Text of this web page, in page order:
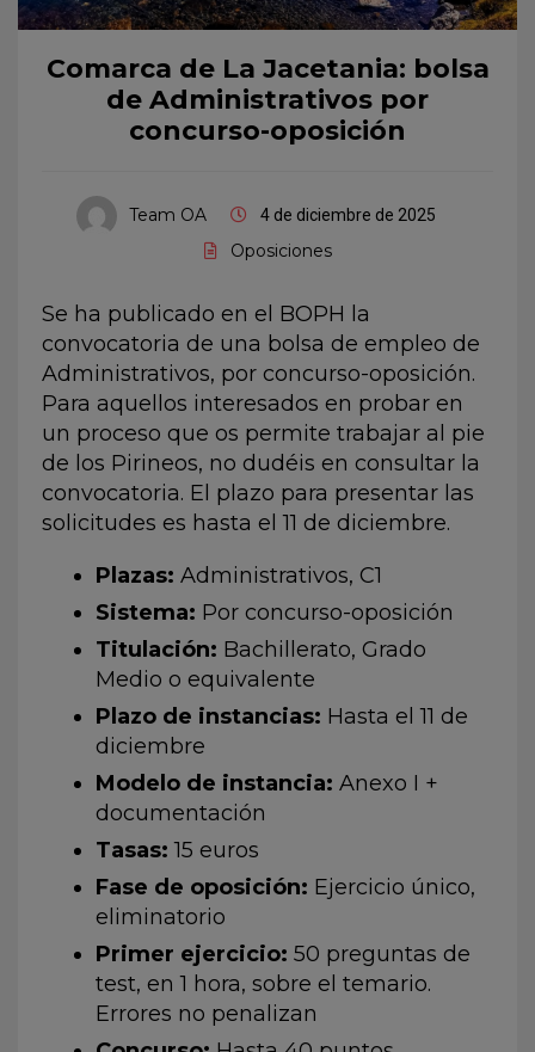
Comarca de La Jacetania: bolsa
de Administrativos por
concurso-oposición
Team OA 4 de diciembre de 2025
Oposiciones
Se ha publicado en el BOPH la
convocatoria de una bolsa de empleo de
Administrativos, por concurso-oposición.
Para aquellos interesados en probar en
un proceso que os permite trabajar al pie
de los Pirineos, no dudéis en consultar la
convocatoria. El plazo para presentar las
solicitudes es hasta el 11 de diciembre.
Plazas: Administrativos, C1
Sistema: Por concurso-oposición
Titulación: Bachillerato, Grado
Medio o equivalente
Plazo de instancias: Hasta el 11 de
diciembre
Modelo de instancia: Anexo I +
documentación
Tasas: 15 euros
Fase de oposición: Ejercicio único,
eliminatorio
Primer ejercicio: 50 preguntas de
test, en 1 hora, sobre el temario.
Errores no penalizan